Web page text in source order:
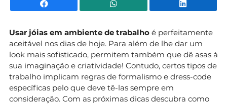
Facebook WhatsApp
Usar jóias em ambiente de trabalho é perfeitamente
aceitável nos dias de hoje. Para além de lhe dar um
look mais sofisticado, permitem também que dê asas à
sua imaginação e criatividade! Contudo, certos tipos de
trabalho implicam regras de formalismo e dress-code
específicas pelo que deve tê-las sempre em
consideração. Com as próximas dicas descubra como